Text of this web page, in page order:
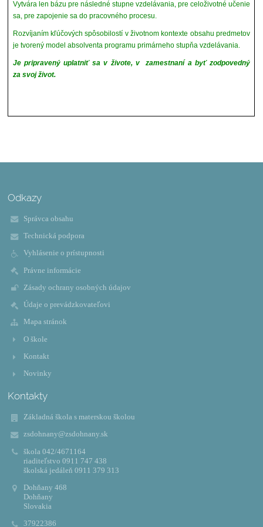
Vytvára len bázu pre následné stupne vzdelávania, pre celoživotné učenie
sa, pre zapojenie sa do pracovného procesu.
Rozvíjaním kľúčových spôsobilostí v životnom kontexte obsahu predmetov
je tvorený model absolventa programu primárneho stupňa vzdelávania.
Je pripravený uplatniť sa v živote, v zamestnaní a byť zodpovedný
za svoj život.
Odkazy
Správca obsahu
Technická podpora
Vyhlásenie o prístupnosti
Právne informácie
Zásady ochrany osobných údajov
Údaje o prevádzkovateľovi
Mapa stránok
O škole
Kontakt
Novinky
Kontakty
Základná škola s materskou školou
zsdohnany@zsdohnany.sk
škola 042/4671164
riaditeľstvo 0911 747 438
školská jedáleň 0911 379 313
Dohňany 468
Dohňany
Slovakia
37922386